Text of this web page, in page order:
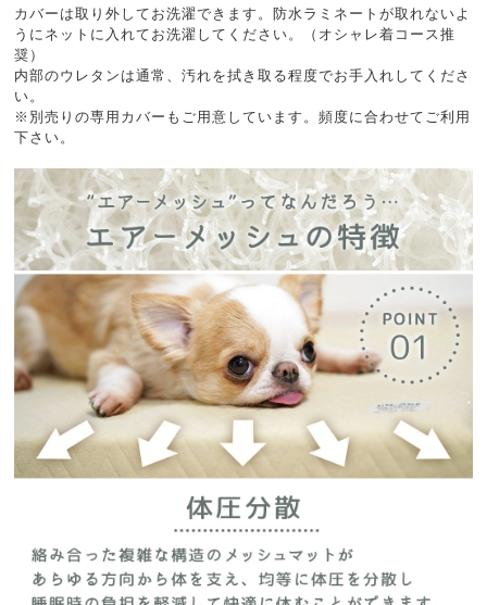
カバーは取り外してお洗濯できます。防水ラミネートが取れないよ
うにネットに入れてお洗濯してください。（オシャレ着コース推
奨）
内部のウレタンは通常、汚れを拭き取る程度でお手入れしてくださ
い。
※別売りの専用カバーもご用意しています。頻度に合わせてご利用
下さい。